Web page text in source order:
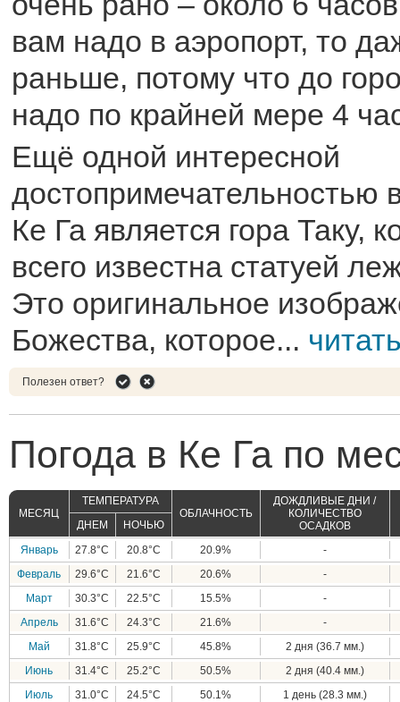
вам надо в аэропорт, то
раньше, потому что до
надо по крайней мере 4
Ещё одной интересной
достопримечательностью
Ке Га является гора Таку,
всего известна статуей
Это оригинальное
Божества, которое...
Полезен ответ?
Погода в Ке Га по
МЕСЯЦ
ТЕМПЕРАТУРА
ОБЛАЧНОСТЬ
ДОЖДЛИВЫЕ ДНИ /
КОЛИЧЕСТВО
ОСАДКОВ
ДНЕМ
НОЧЬЮ
Январь
27.8°C 20.8°C 20.9%
-
Февраль
29.6°C 21.6°C 20.6%
-
Март
30.3°C 22.5°C 15.5%
-
Апрель
31.6°C 24.3°C 21.6%
-
Май
31.8°C 25.9°C 45.8%
2 дня (36.7 мм.)
Июнь
31.4°C 25.2°C 50.5%
2 дня (40.4 мм.)
Июль
31.0°C 24.5°C 50.1%
1 день (28.3 мм.)